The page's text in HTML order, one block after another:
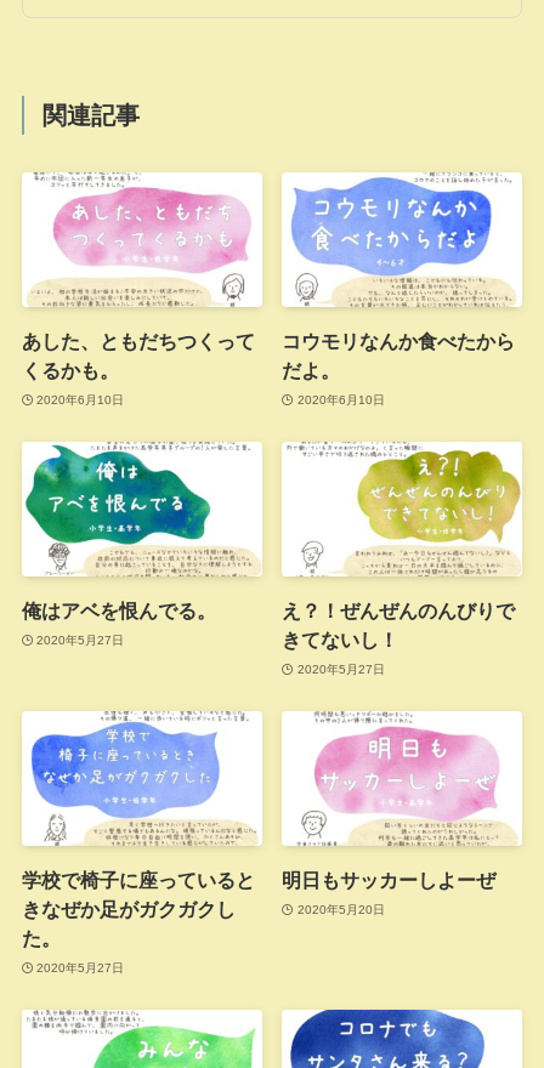
関連記事
あした、ともだちつくって
くるかも。
2020年6月10日
コウモリなんか食べたから
だよ。
2020年6月10日
俺はアベを恨んでる。
2020年5月27日
え？！ぜんぜんのんびりで
きてないし！
2020年5月27日
学校で椅子に座っていると
きなぜか足がガクガクし
た。
2020年5月27日
明日もサッカーしよーぜ
2020年5月20日